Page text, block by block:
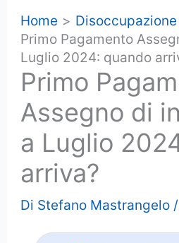
Home
Disoccupazione
Primo Pagamento
Luglio 2024: quando
Primo
Assegno di
a Luglio
arriva?
Di Stefano Mastrangelo /